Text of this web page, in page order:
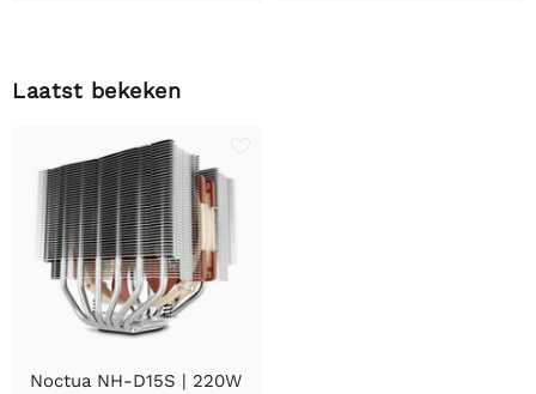
Laatst bekeken
Noctua NH-D15S | 220W